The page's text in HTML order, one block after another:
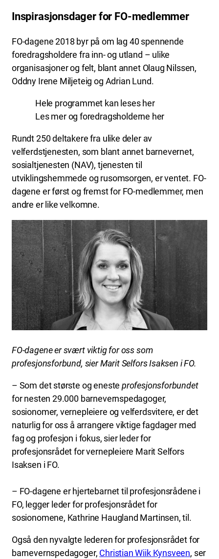
Inspirasjonsdager for FO-medlemmer
FO-dagene 2018 byr på om lag 40 spennende
foredragsholdere fra inn- og utland – ulike
organisasjoner og felt, blant annet Olaug Nilssen,
Oddny Irene Miljeteig og Adrian Lund.
Hele programmet kan lesesher
Les mer og foredragsholderne her
Rundt 250 deltakere fra ulike deler av
velferdstjenesten, som blant annet barnevernet,
sosialtjenesten (NAV), tjenesten til
utviklingshemmede og rusomsorgen, er ventet. FO-
dagene er først og fremst for FO-medlemmer, men
andre er like velkomne.
FO-dagene er svært viktig for oss som
profesjonsforbund, sier Marit Selfors Isaksen i FO.
– Som det største og eneste profesjonsforbundet
for nesten 29.000 barnevernspedagoger,
sosionomer, vernepleiere og velferdsvitere, er det
naturlig for oss å arrangere viktige fagdager med
fag og profesjon i fokus, sier leder for
profesjonsrådet for vernepleiere Marit Selfors
Isaksen i FO.
– FO-dagene er hjertebarnet til profesjonsrådene i
FO, legger leder for profesjonsrådet for
sosionomene, Kathrine Haugland Martinsen, til.
Også den nyvalgte lederen for profesjonsrådet for
barnevernspedagoger, Christian Wiik Kynsveen, ser